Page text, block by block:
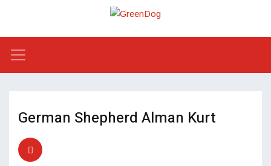
German Shepherd Alman Kurt